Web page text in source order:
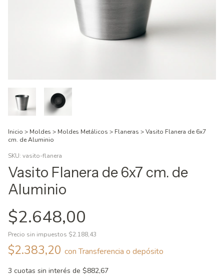
Inicio > Moldes > Moldes Metálicos > Flaneras >Vasito Flanera de 6x7
cm. de Aluminio
SKU: vasito-flanera
Vasito Flanera de 6x7 cm. de
Aluminio
$2.648,00
Precio sin impuestos $2.188,43
$2.383,20 con Transferencia o depósito
3 cuotas sin interés de $882,67